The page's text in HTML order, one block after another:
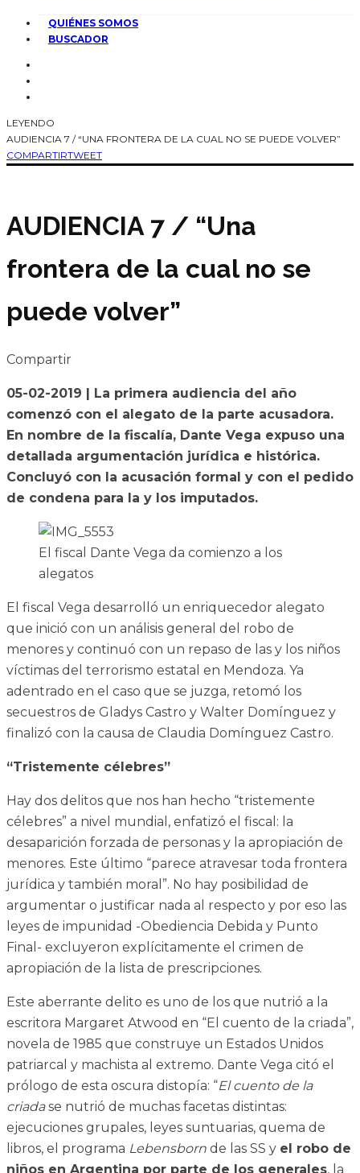
QUIÉNES SOMOS
BUSCADOR
LEYENDO
AUDIENCIA 7 / “UNA FRONTERA DE LA CUAL NO SE PUEDE VOLVER”
COMPARTIRTWEET
AUDIENCIA 7 / “Una
frontera de la cual no se
puede volver”
Compartir
05-02-2019 | La primera audiencia del año
comenzó con el alegato de la parte acusadora.
En nombre de la fiscalía, Dante Vega expuso una
detallada argumentación jurídica e histórica.
Concluyó con la acusación formal y con el pedido
de condena para la y los imputados.
El fiscal Dante Vega da comienzo a los
alegatos
El fiscal Vega desarrolló un enriquecedor alegato
que inició con un análisis general del robo de
menores y continuó con un repaso de las y los niños
víctimas del terrorismo estatal en Mendoza. Ya
adentrado en el caso que se juzga, retomó los
secuestros de Gladys Castro y Walter Domínguez y
finalizó con la causa de Claudia Domínguez Castro.
“Tristemente célebres”
Hay dos delitos que nos han hecho “tristemente
célebres” a nivel mundial, enfatizó el fiscal: la
desaparición forzada de personas y la apropiación de
menores. Este último “parece atravesar toda frontera
jurídica y también moral”. No hay posibilidad de
argumentar o justificar nada al respecto y por eso las
leyes de impunidad -Obediencia Debida y Punto
Final- excluyeron explícitamente el crimen de
apropiación de la lista de prescripciones.
Este aberrante delito es uno de los que nutrió a la
escritora Margaret Atwood en “El cuento de la criada”,
novela de 1985 que construye un Estados Unidos
patriarcal y machista al extremo. Dante Vega citó el
prólogo de esta oscura distopía: “El cuento de la
criadase nutrió de muchas facetas distintas:
ejecuciones grupales, leyes suntuarias, quema de
libros, el programa Lebensborn de las SS y el robo de
niños en Argentina por parte de los generales, la